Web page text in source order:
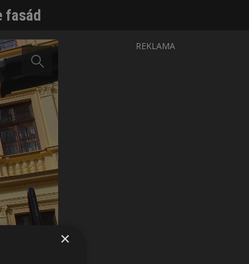
fasád
REKLAMA
×